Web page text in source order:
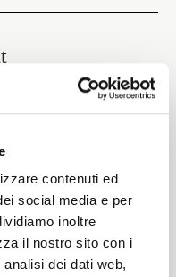
contenuti ed
social media e per
inoltre
il nostro sito con i
dei dati web,